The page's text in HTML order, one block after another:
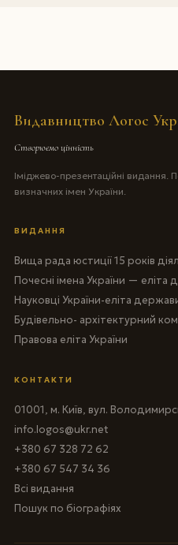
Видавництво Логос
Створюємо цінність
Іміджево-презентаційні видання.
визначних імен України.
ВИДАННЯ
Вища рада юстиції 15 років
Почесні імена України — еліта
Науковці України-еліта
Будівельно- архітектурний
Правова еліта України
КОНТАКТИ
01001, м. Київ, вул.
info.logos@ukr.net
+380 67 328 72 62
+380 67 547 34 36
Всі видання
Пошук по біографіях